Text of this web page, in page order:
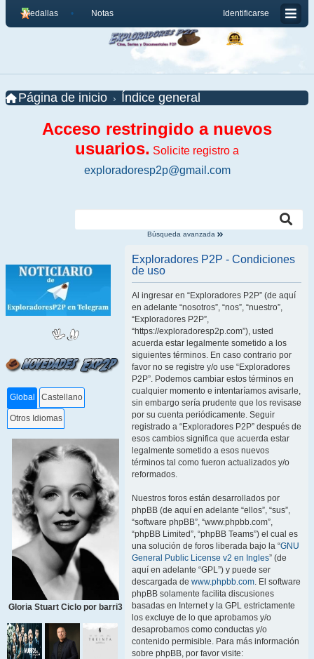
Identificarse
Medallas Notas
Página de inicio Índice general
Acceso restringido a nuevos
usuarios. Solicite registro a
exploradoresp2p@gmail.com
Búsqueda avanzada
Global Castellano
Otros Idiomas
Gloria Stuart Ciclo por barri3
Exploradores P2P - Condiciones
de uso
Al ingresar en “Exploradores P2P” (de aquí
en adelante “nosotros”, “nos”, “nuestro”,
“Exploradores P2P”,
“https://exploradoresp2p.com”), usted
acuerda estar legalmente sometido a los
siguientes términos. En caso contrario por
favor no se registre y/o use “Exploradores
P2P”. Podemos cambiar estos términos en
cualquier momento e intentaríamos avisarle,
sin embargo sería prudente que los revisase
por su cuenta periódicamente. Seguir
registrado a “Exploradores P2P” después de
esos cambios significa que acuerda estar
legalmente sometido a esos nuevos
términos tal como fueron actualizados y/o
reformados.
Nuestros foros están desarrollados por
phpBB (de aquí en adelante “ellos”, “sus”,
“software phpBB”, “www.phpbb.com”,
“phpBB Limited”, “phpBB Teams”) el cual es
una solución de foros liberada bajo la “GNU
General Public License v2 en Ingles” (de
aquí en adelante “GPL”) y puede ser
descargada de www.phpbb.com. El software
phpBB solamente facilita discusiones
basadas en Internet y la GPL estrictamente
los excluye de lo que aprobamos y/o
desaprobamos como conductas y/o
contenido permisible. Para más información
sobre phpBB, por favor visite: